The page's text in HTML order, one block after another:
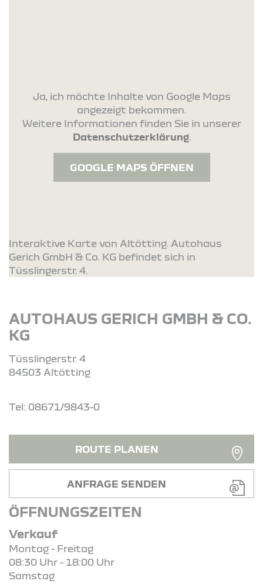
Ja, ich möchte Inhalte von Google Maps
angezeigt bekommen.
Weitere Informationen finden Sie in unserer
Datenschutzerklärung.
GOOGLE MAPS ÖFFNEN
Interaktive Karte von Altötting. Autohaus
Gerich GmbH & Co. KG befindet sich in
Tüsslingerstr. 4.
AUTOHAUS GERICH GMBH & CO.
KG
Tüsslingerstr. 4
84503 Altötting
Tel: 08671/9843-0
ROUTE PLANEN
ANFRAGE SENDEN
ÖFFNUNGSZEITEN
Verkauf
Montag - Freitag
08:30 Uhr - 18:00 Uhr
Samstag